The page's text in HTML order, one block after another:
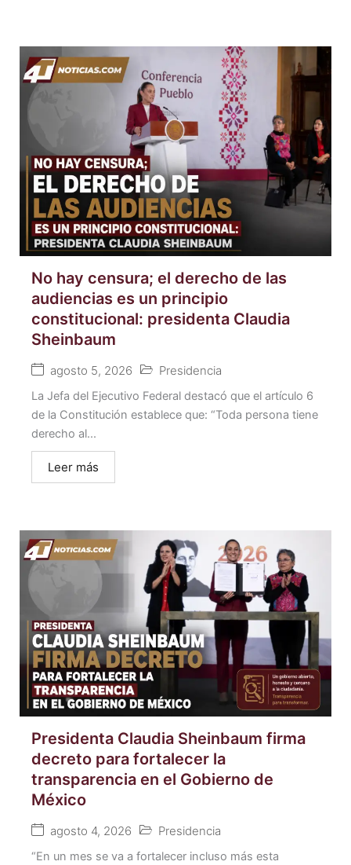
No hay censura; el derecho de las
audiencias es un principio
constitucional: presidenta Claudia
Sheinbaum
agosto 5, 2026 Presidencia
La Jefa del Ejecutivo Federal destacó que el artículo 6
de la Constitución establece que: “Toda persona tiene
derecho al...
Leer más
Presidenta Claudia Sheinbaum firma
decreto para fortalecer la
transparencia en el Gobierno de
México
agosto 4, 2026 Presidencia
“En un mes se va a fortalecer incluso más esta